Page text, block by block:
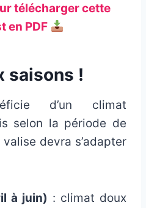
télécharger cette
en PDF
saisons !
d’un climat
selon la période de
devra s’adapter
à juin) : climat doux